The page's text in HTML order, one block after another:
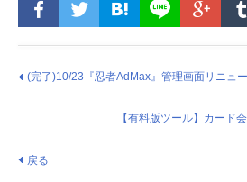
(完了)10/23『忍者AdMax』管理画面リニュ
【有料版ツール】カード
戻る